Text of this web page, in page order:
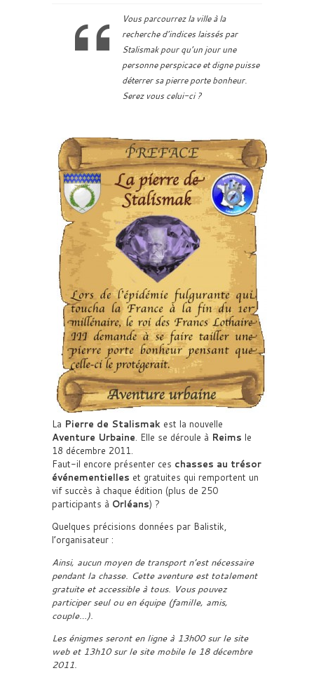
Vous parcourrez la ville à la
recherche d’indices laissés par
Stalismak pour qu’un jour une
personne perspicace et digne puisse
déterrer sa pierre porte bonheur.
Serez vous celui-ci ?
La Pierre de Stalismak est la nouvelle
Aventure Urbaine. Elle se déroule à Reims le
18 décembre 2011.
Faut-il encore présenter ces chasses au trésor
événementielles et gratuites qui remportent un
vif succès à chaque édition (plus de 250
participants à Orléans) ?
Quelques précisions données par Balistik,
l’organisateur :
Ainsi, aucun moyen de transport n’est nécessaire
pendant la chasse. Cette aventure est totalement
gratuite et accessible à tous. Vous pouvez
participer seul ou en équipe (famille, amis,
couple…).
Les énigmes seront en ligne à 13h00 sur le site
web et 13h10 sur le site mobile le 18 décembre
2011.